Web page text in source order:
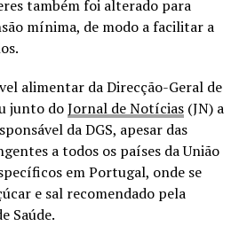
também foi alterado para
mínima, de modo a facilitar a
alimentar da Direcção-Geral de
junto doJornal de Notícias (JN) a
da DGS, apesar das
a todos os países da União
em Portugal, onde se
e sal recomendado pela
Saúde.